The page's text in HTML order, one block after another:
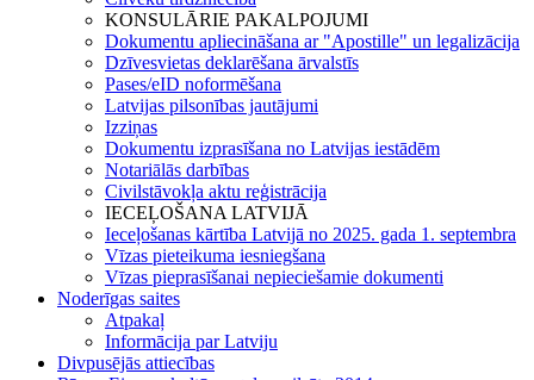
KONSULĀRIE PAKALPOJUMI
Dokumentu apliecināšana ar "Apostille" un legalizācija
Dzīvesvietas deklarēšana ārvalstīs
Pases/eID noformēšana
Latvijas pilsonības jautājumi
Izziņas
Dokumentu izprasīšana no Latvijas iestādēm
Notariālās darbības
Civilstāvokļa aktu reģistrācija
IECEĻOŠANA LATVIJĀ
Ieceļošanas kārtība Latvijā no 2025. gada 1. septembra
Vīzas pieteikuma iesniegšana
Vīzas pieprasīšanai nepieciešamie dokumenti
Noderīgas saites
Atpakaļ
Informācija par Latviju
Divpusējās attiecības